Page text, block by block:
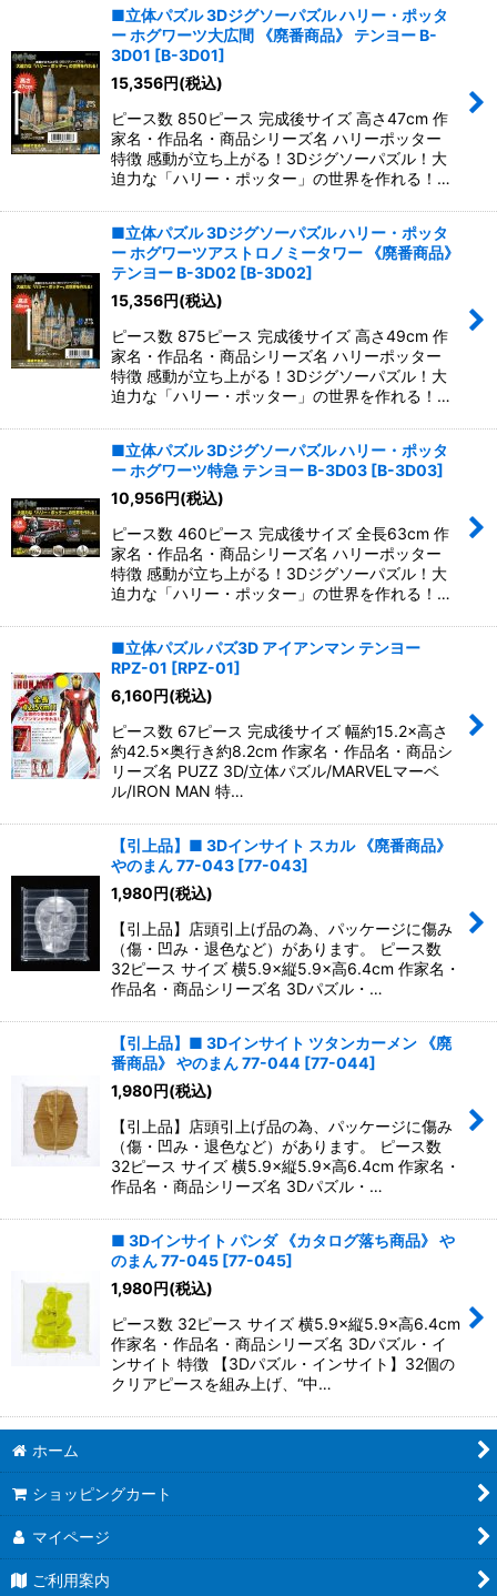
■立体パズル 3Dジグソーパズル ハリー・ポッタ
ー ホグワーツ大広間 《廃番商品》 テンヨー B-
3D01 [B-3D01]
15,356円(税込)
ピース数 850ピース 完成後サイズ 高さ47cm 作
家名・作品名・商品シリーズ名 ハリーポッター
特徴 感動が立ち上がる！3Dジグソーパズル！大
迫力な「ハリー・ポッター」の世界を作れる！…
■立体パズル 3Dジグソーパズル ハリー・ポッタ
ー ホグワーツアストロノミータワー 《廃番商品》
テンヨー B-3D02 [B-3D02]
15,356円(税込)
ピース数 875ピース 完成後サイズ 高さ49cm 作
家名・作品名・商品シリーズ名 ハリーポッター
特徴 感動が立ち上がる！3Dジグソーパズル！大
迫力な「ハリー・ポッター」の世界を作れる！…
■立体パズル 3Dジグソーパズル ハリー・ポッタ
ー ホグワーツ特急 テンヨー B-3D03 [B-3D03]
10,956円(税込)
ピース数 460ピース 完成後サイズ 全長63cm 作
家名・作品名・商品シリーズ名 ハリーポッター
特徴 感動が立ち上がる！3Dジグソーパズル！大
迫力な「ハリー・ポッター」の世界を作れる！…
■立体パズル パズ3D アイアンマン テンヨー
RPZ-01 [RPZ-01]
6,160円(税込)
ピース数 67ピース 完成後サイズ 幅約15.2×高さ
約42.5×奥行き約8.2cm 作家名・作品名・商品シ
リーズ名 PUZZ 3D/立体パズル/MARVELマーベ
ル/IRON MAN 特…
【引上品】■ 3Dインサイト スカル 《廃番商品》
やのまん 77-043 [77-043]
1,980円(税込)
【引上品】店頭引上げ品の為、パッケージに傷み
（傷・凹み・退色など）があります。 ピース数
32ピース サイズ 横5.9×縦5.9×高6.4cm 作家名・
作品名・商品シリーズ名 3Dパズル・…
【引上品】■ 3Dインサイト ツタンカーメン 《廃
番商品》 やのまん 77-044 [77-044]
1,980円(税込)
【引上品】店頭引上げ品の為、パッケージに傷み
（傷・凹み・退色など）があります。 ピース数
32ピース サイズ 横5.9×縦5.9×高6.4cm 作家名・
作品名・商品シリーズ名 3Dパズル・…
■ 3Dインサイト パンダ 《カタログ落ち商品》 や
のまん 77-045 [77-045]
1,980円(税込)
ピース数 32ピース サイズ 横5.9×縦5.9×高6.4cm
作家名・作品名・商品シリーズ名 3Dパズル・イ
ンサイト 特徴 【3Dパズル・インサイト】32個の
クリアピースを組み上げ、“中…
ホーム
ショッピングカート
マイページ
ご利用案内